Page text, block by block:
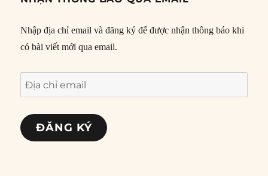
Nhập địa chỉ email và đăng ký để được nhận thông báo khi
có bài viết mới qua email.
Địa
chỉ
email
ĐĂNG KÝ